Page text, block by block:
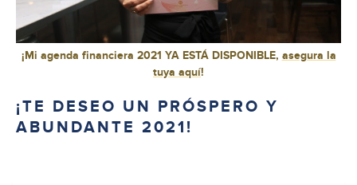
¡Mi agenda financiera 2021 YA ESTÁ DISPONIBLE, asegura la
tuya aquí!
¡TE DESEO UN PRÓSPERO Y
ABUNDANTE 2021!